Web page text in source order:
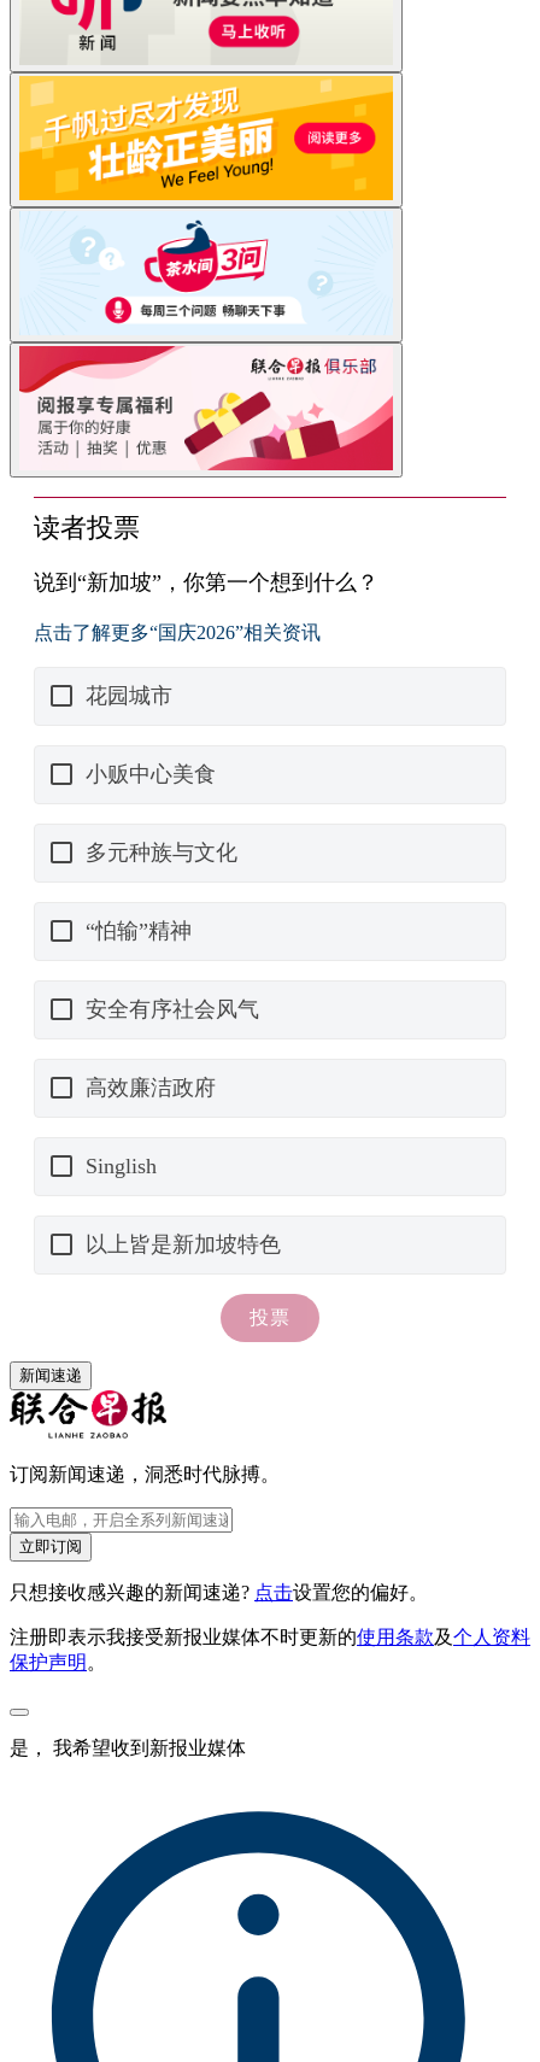
新闻速递
订阅新闻速递，洞悉时代脉搏。
立即订阅
只想接收感兴趣的新闻速递? 点击设置您的偏好。
注册即表示我接受新报业媒体不时更新的使用条款及个人资料
保护声明 。
是， 我希望收到新报业媒体